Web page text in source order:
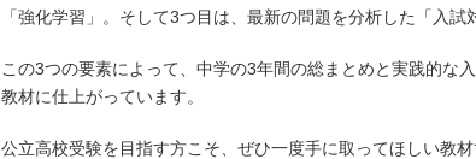
「強化学習」。そして3つ目は、最新の問題を分析した「入試
この3つの要素によって、中学の3年間の総まとめと実践的な
教材に仕上がっています。
公立高校受験を目指す方こそ、ぜひ一度手に取ってほしい教